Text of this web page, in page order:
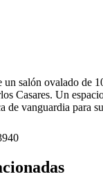
salón ovalado de
Casares. Un
de vanguardia para